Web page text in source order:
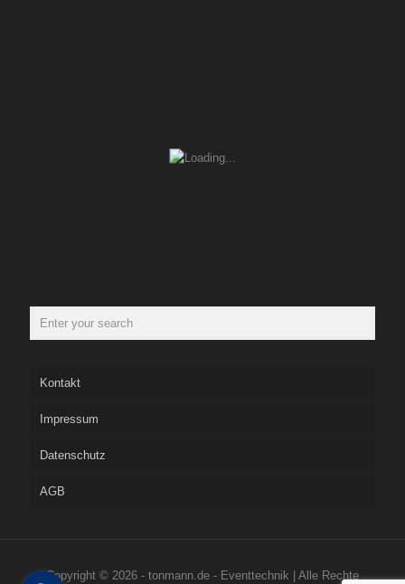
Kontakt
Impressum
Datenschutz
AGB
Copyright © 2026 - tonmann.de - Eventtechnik | Alle Rechte